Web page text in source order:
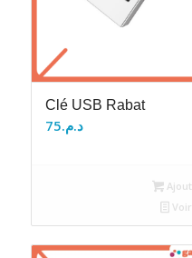
Clé USB Rabat
د.م.75